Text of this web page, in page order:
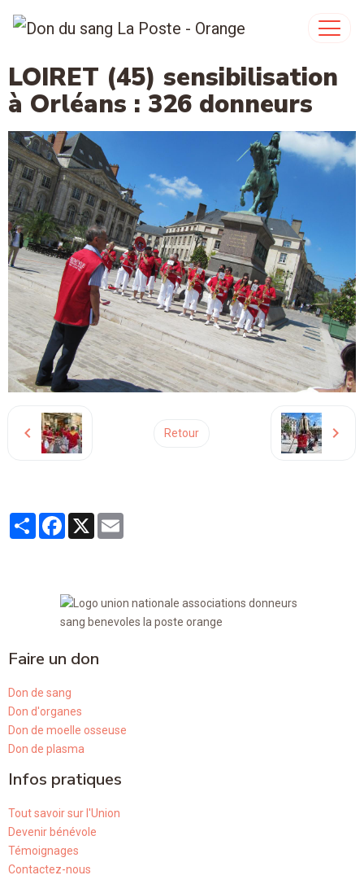
LOIRET (45) sensibilisation
à Orléans : 326 donneurs
Retour
PartagerFacebook
X
Faire un don
Don de sang
Don d'organes
Don de moelle osseuse
Don de plasma
Infos pratiques
Tout savoir sur l'Union
Devenir bénévole
Témoignages
Contactez-nous